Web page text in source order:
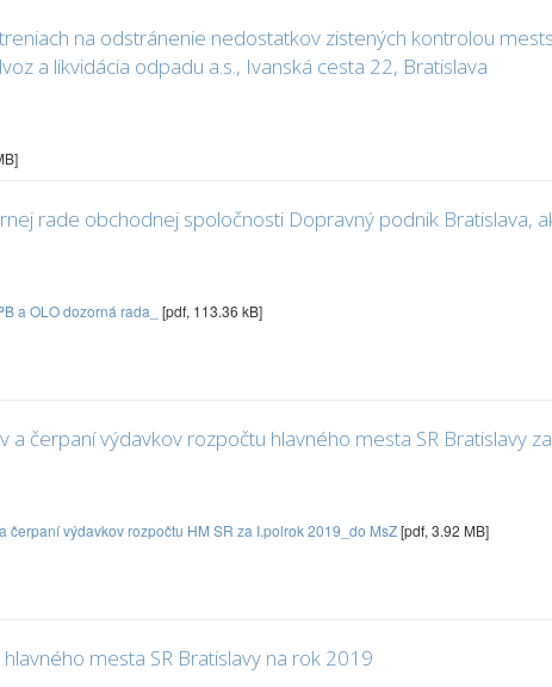
na odstránenie nedostatkov zistených kontrolou
a likvidácia odpadu a.s., Ivanská cesta 22, Bratislava
rade obchodnej spoločnosti Dopravný podnik Bratislava,
a OLO dozorná rada_ [pdf, 113.36 kB]
a čerpaní výdavkov rozpočtu hlavného mesta SR Bratislavy
čerpaní výdavkov rozpočtu HM SR za I.polrok 2019_do MsZ[pdf, 3.92 MB]
mesta SR Bratislavy na rok 2019